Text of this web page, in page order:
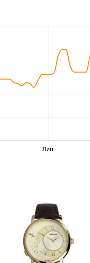
Лип.